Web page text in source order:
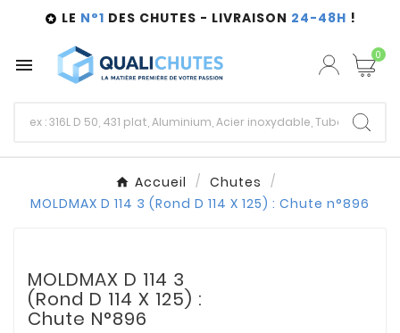
 LE N°1 DES CHUTES - LIVRAISON 24-48H !
 0
Accueil
Chutes
MOLDMAX D 114 3 (Rond D 114 X 125) : Chute n°896
MOLDMAX D 114 3
(Rond D 114 X 125) :
Chute N°896